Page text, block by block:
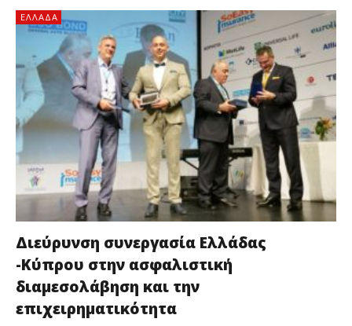
ΕΛΛΆΔΑ
Διεύρυνση συνεργασία Ελλάδας
-Κύπρου στην ασφαλιστική
διαμεσολάβηση και την
επιχειρηματικότητα